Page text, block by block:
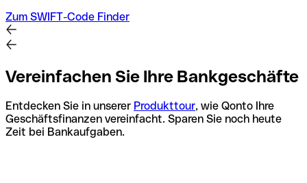
Zum SWIFT-Code Finder
Vereinfachen Sie Ihre Bankgeschäfte
Entdecken Sie in unserer Produkttour, wie Qonto Ihre
Geschäftsfinanzen vereinfacht. Sparen Sie noch heute
Zeit bei Bankaufgaben.